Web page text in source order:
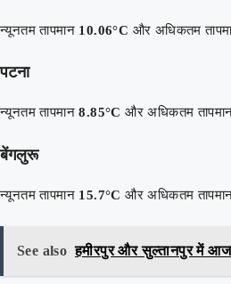
न्यूनतम तापमान 10.06°C और अधिकतम
पटना
न्यूनतम तापमान8.85°C और अधिकतम
बेंगलुरू
न्यूनतम तापमान 15.7°C और अधिकतम
See also हमीरपुर और सुल्तानपुर में आज